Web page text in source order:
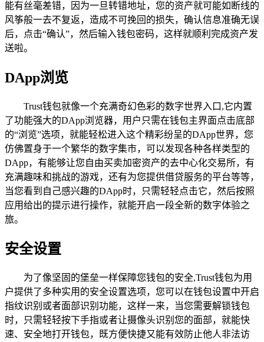
能有丝毫差错，因为一旦转错地址，您的资产就可能如断线的
风筝般一去不复返，造成不可挽回的损失，确认信息准确无误
后，点击“确认”，然后输入钱包密码，这样就顺利完成资产发
送啦。
DApp浏览
Trust钱包就像一个充满奇幻色彩的数字世界入口,它内置
了功能强大的DApp浏览器，用户只需在钱包主界面点击底部
的“浏览”选项，就能轻松进入这个精彩纷呈的DApp世界，您
仿佛置身于一个繁华的数字集市，可以发现各种各样类型的
DApp，有能够让您自由买卖加密资产的去中心化交易所，有
充满趣味和挑战的游戏，还有为您提供借贷服务的平台等等，
当您看到自己感兴趣的DApp时，只需轻轻点击它，然后按照
应用给出的提示进行操作，就能开启一段全新的数字体验之
旅。
安全设置
为了像坚固的堡垒一样保障您钱包的安全,Trust钱包为用
户提供了多种实用的安全设置选项，您可以在钱包设置中开启
指纹识别或者面部识别功能，这样一来，当您需要解锁钱包
时，只需轻轻按下手指或者让摄像头识别您的面部，就能快
速、安全地打开钱包，既方便快捷又能有效防止他人非法访